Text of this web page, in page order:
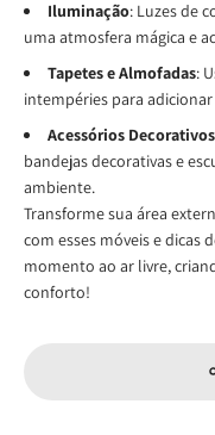
Iluminação: Luzes de
uma atmosfera mágica e
Tapetes e Almofadas:
intempéries para
Acessórios Decorativos
bandejas decorativas e
ambiente.
Transforme sua área
com esses móveis e dicas
momento ao ar livre,
conforto!